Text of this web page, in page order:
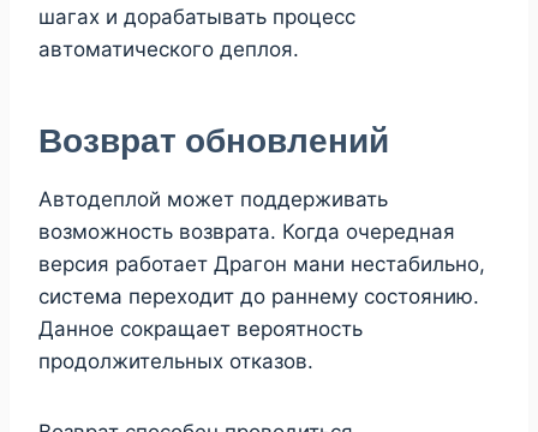
шагах и дорабатывать процесс
автоматического деплоя.
Возврат обновлений
Автодеплой может поддерживать
возможность возврата. Когда очередная
версия работает Драгон мани нестабильно,
система переходит до раннему состоянию.
Данное сокращает вероятность
продолжительных отказов.